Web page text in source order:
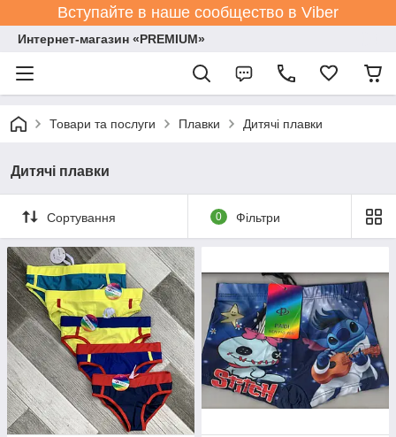
Вступайте в наше сообщество в Viber
Интернет-магазин «PREMIUM»
Товари та послуги Плавки Дитячі плавки
Дитячі плавки
Сортування 0 Фільтри